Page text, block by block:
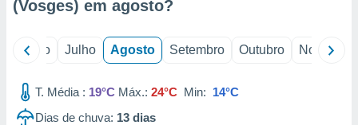
(Vosges) em agosto?
Junho Julho Agosto Setembro Outubro Novembro
T. Média : 19°C Máx.: 24°C Min: 14°C
Dias de chuva: 13 dias